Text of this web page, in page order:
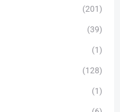
(201)
(39)
(1)
(128)
(1)